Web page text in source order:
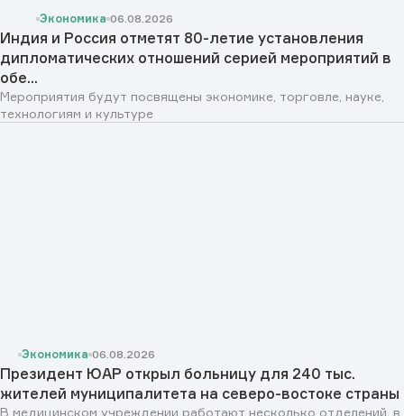
Экономика 06.08.2026
Индия и Россия отметят 80-летие установления
дипломатических отношений серией мероприятий в
обе...
Мероприятия будут посвящены экономике, торговле, науке,
технологиям и культуре
Экономика 06.08.2026
Президент ЮАР открыл больницу для 240 тыс.
жителей муниципалитета на северо-востоке страны
В медицинском учреждении работают несколько отделений, в